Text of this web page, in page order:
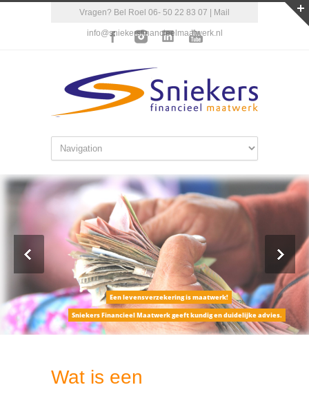
Vragen? Bel Roel 06- 50 22 83 07 | Mail
info@sniekersfinancieelmaatwerk.nl
Een levensverzekering is maatwerk!
Sniekers Financieel Maatwerk geeft kundig en duidelijke advies.
Wat is een